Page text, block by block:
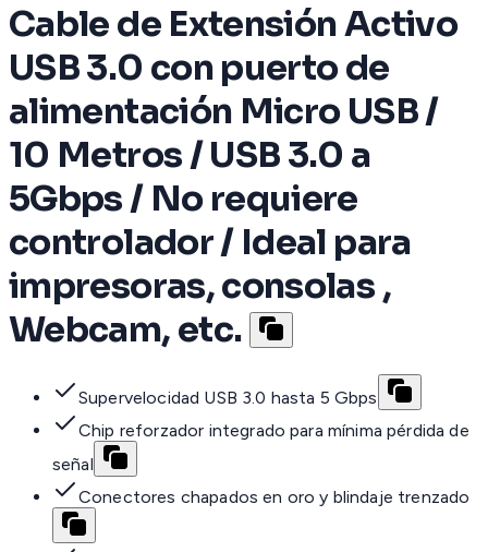
Cable de Extensión Activo
USB 3.0 con puerto de
alimentación Micro USB /
10 Metros / USB 3.0 a
5Gbps / No requiere
controlador / Ideal para
impresoras, consolas ,
Webcam, etc.
Supervelocidad USB 3.0 hasta 5 Gbps
Chip reforzador integrado para mínima pérdida de
señal
Conectores chapados en oro y blindaje trenzado